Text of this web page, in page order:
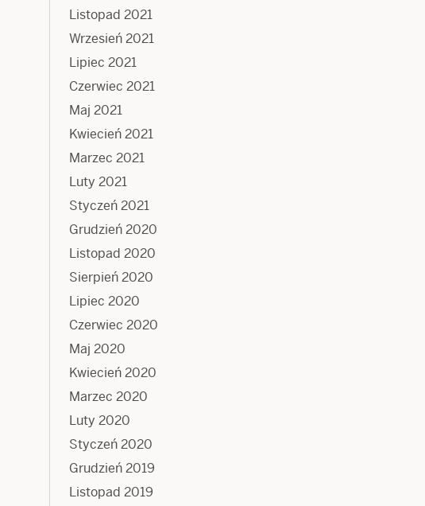
Listopad 2021
Wrzesień 2021
Lipiec 2021
Czerwiec 2021
Maj 2021
Kwiecień 2021
Marzec 2021
Luty 2021
Styczeń 2021
Grudzień 2020
Listopad 2020
Sierpień 2020
Lipiec 2020
Czerwiec 2020
Maj 2020
Kwiecień 2020
Marzec 2020
Luty 2020
Styczeń 2020
Grudzień 2019
Listopad 2019